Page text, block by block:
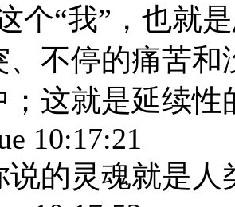
个“我”，也就
、不停的痛苦
；这就是延续性
10:17:21
说的灵魂就是人